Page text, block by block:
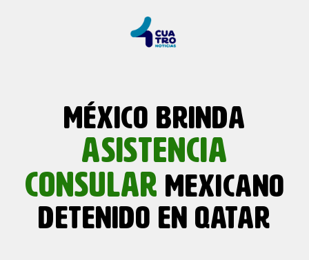
MÉXICO BRINDA
ASISTENCIA
CONSULAR MEXICANO
DETENIDO EN QATAR